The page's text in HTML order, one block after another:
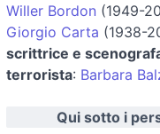
Willer Bordon (1949-
Giorgio Carta (1938-
scrittrice e
terrorista: Barbara
Qui sotto i